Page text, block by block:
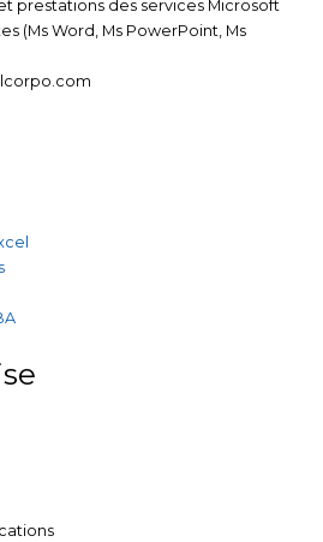
e
prestations des services Microsoft
(Ms Word, Ms PowerPoint, Ms